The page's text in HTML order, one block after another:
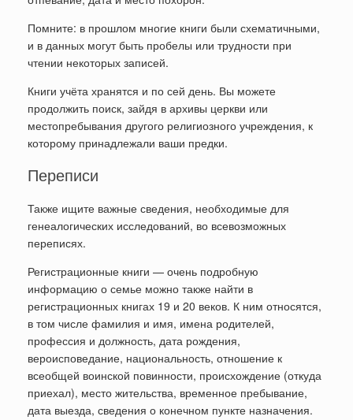
Помните: в прошлом многие книги были схематичными,
и в данных могут быть пробелы или трудности при
чтении некоторых записей.
Книги учёта хранятся и по сей день. Вы можете
продолжить поиск, зайдя в архивы церкви или
местопребывания другого религиозного учреждения, к
которому принадлежали ваши предки.
Переписи
Также ищите важные сведения, необходимые для
генеалогических исследований, во всевозможных
переписях.
Регистрационные книги — очень подробную
информацию о семье можно также найти в
регистрационных книгах 19 и 20 веков. К ним относятся,
в том числе фамилия и имя, имена родителей,
профессия и должность, дата рождения,
вероисповедание, национальность, отношение к
всеобщей воинской повинности, происхождение (откуда
приехал), место жительства, временное пребывание,
дата выезда, сведения о конечном пункте назначения.